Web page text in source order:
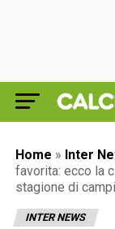
Home » Inter
favorita: ecco la
stagione di
INTER NEWS